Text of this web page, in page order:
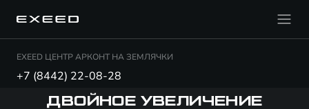
EXEED ЦЕНТР АРКОНТ НА ЗЕМЛЯЧКИ
+7 (8442) 22-08-28
ДВОЙНОЕ УВЕЛИЧЕНИЕ